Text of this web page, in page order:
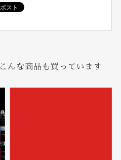
んな商品も買っています